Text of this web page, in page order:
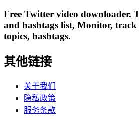
Free Twitter video downloader.
and hashtags list, Monitor,
topics, hashtags.
其他链接
关于我们
隐私政策
服务条款